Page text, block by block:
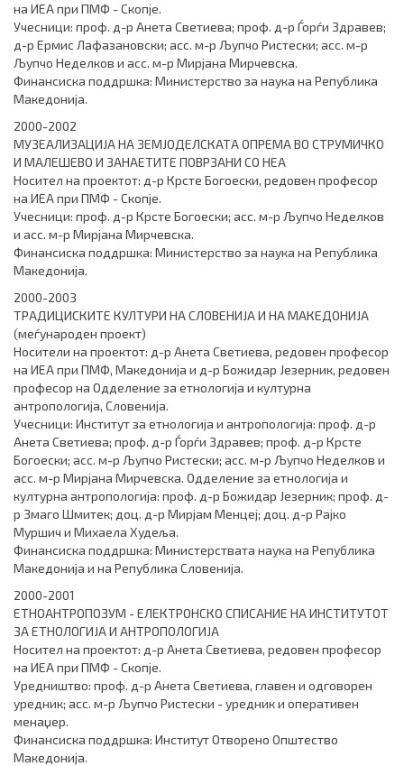
на ИЕА при ПМФ - Скопје.
Учесници: проф. д-р Анета Светиева; проф. д-р Ѓорѓи Здравев;
д-р Ермис Лафазановски; асс. м-р Љупчо Ристески; асс. м-р
Љупчо Неделков и асс. м-р Мирјана Мирчевска.
Финансиска поддршка: Министерство за наука на Република
Македонија.
2000-2002
МУЗЕАЛИЗАЦИЈА НА ЗЕМЈОДЕЛСКАТА ОПРЕМА ВО СТРУМИЧКО
И МАЛЕШЕВО И ЗАНАЕТИТЕ ПОВРЗАНИ СО НЕА
Носител на проектот: д-р Крсте Богоески, редовен професор
на ИЕА при ПМФ - Скопје.
Учесници: проф. д-р Крсте Богоески; асс. м-р Љупчо Неделков
и асс. м-р Мирјана Мирчевска.
Финансиска поддршка: Министерство за наука на Република
Македонија.
2000-2003
ТРАДИЦИСКИТЕ КУЛТУРИ НА СЛОВЕНИЈА И НА МАКЕДОНИЈА
(меѓународен проект)
Носители на проектот: д-р Анета Светиева, редовен професор
на ИЕА при ПМФ, Македонија и д-р Божидар Језерник, редовен
професор на Одделение за етнологија и културна
антропологија, Словенија.
Учесници: Институт за етнологија и антропологија: проф. д-р
Анета Светиева; проф. д-р Ѓорѓи Здравев; проф. д-р Крсте
Богоески; асс. м-р Љупчо Ристески; асс. м-р Љупчо Неделков и
асс. м-р Мирјана Мирчевска. Одделение за етнологија и
културна антропологија: проф. д-р Божидар Језерник; проф. д-
р Змаго Шмитек; доц. д-р Мирјам Менцеј; доц. д-р Рајко
Муршич и Михаела Худеља.
Финансиска поддршка: Министерствата наука на Република
Македонија и на Република Словенија.
2000-2001
ЕТНОАНТРОПОЗУМ - ЕЛЕКТРОНСКО СПИСАНИЕ НА ИНСТИТУТОТ
ЗА ЕТНОЛОГИЈА И АНТРОПОЛОГИЈА
Носител на проектот: д-р Анета Светиева, редовен професор
на ИЕА при ПМФ - Скопје.
Уредништво: проф. д-р Анета Светиева, главен и одговорен
уредник; асс. м-р Љупчо Ристески - уредник и оперативен
менаџер.
Финансиска поддршка: Институт Отворено Општество
Македонија.